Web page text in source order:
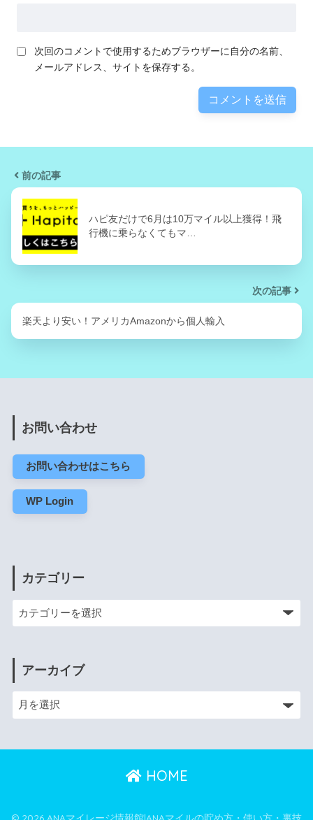
次回のコメントで使用するためブラウザーに自分の名前、
メールアドレス、サイトを保存する。
前の記事
ハピ友だけで6月は10万マイル以上獲得！飛
行機に乗らなくてもマ…
次の記事
楽天より安い！アメリカAmazonから個人輸入
お問い合わせ
お問い合わせはこちら
WP Login
カテゴリー
アーカイブ
HOME